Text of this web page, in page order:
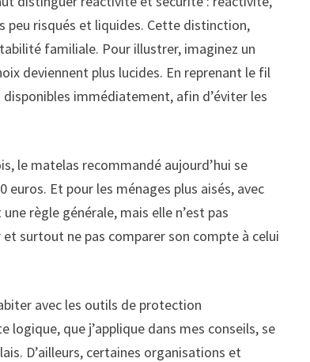
peu risqués et liquides. Cette distinction,
familiale. Pour illustrer, imaginez un
deviennent plus lucides. En reprenant le fil
immédiatement, afin d’éviter les
le matelas recommandé aujourd’hui se
euros. Et pour les ménages plus aisés, avec
règle générale, mais elle n’est pas
surtout ne pas comparer son compte à celui
avec les outils de protection
que j’applique dans mes conseils, se
D’ailleurs, certaines organisations et